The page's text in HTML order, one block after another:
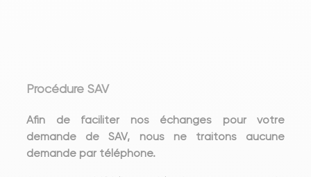
Procédure SAV
Afin de faciliter nos échanges pour votre
demande de SAV, nous ne traitons aucune
demande par téléphone.